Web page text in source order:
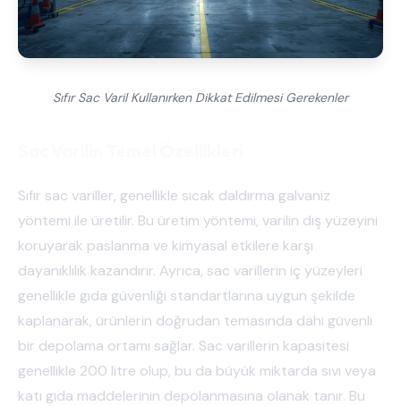
Sıfır Sac Varil Kullanırken Dikkat Edilmesi Gerekenler
Sıfır sac variller, genellikle sıcak daldırma galvaniz
yöntemi ile üretilir. Bu üretim yöntemi, varilin dış yüzeyini
koruyarak paslanma ve kimyasal etkilere karşı
dayanıklılık kazandırır. Ayrıca, sac varillerin iç yüzeyleri
genellikle gıda güvenliği standartlarına uygun şekilde
kaplanarak, ürünlerin doğrudan temasında dahi güvenli
bir depolama ortamı sağlar. Sac varillerin kapasitesi
genellikle 200 litre olup, bu da büyük miktarda sıvı veya
katı gıda maddelerinin depolanmasına olanak tanır. Bu